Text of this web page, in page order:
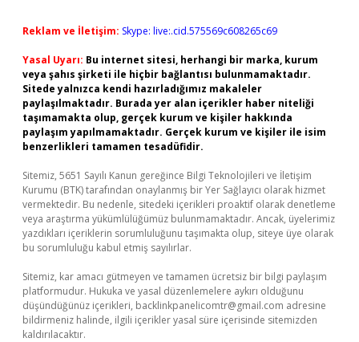
Reklam ve İletişim: Skype: live:.cid.575569c608265c69
Yasal Uyarı: Bu internet sitesi, herhangi bir marka, kurum
veya şahıs şirketi ile hiçbir bağlantısı bulunmamaktadır.
Sitede yalnızca kendi hazırladığımız makaleler
paylaşılmaktadır. Burada yer alan içerikler haber niteliği
taşımamakta olup, gerçek kurum ve kişiler hakkında
paylaşım yapılmamaktadır. Gerçek kurum ve kişiler ile isim
benzerlikleri tamamen tesadüfidir.
Sitemiz, 5651 Sayılı Kanun gereğince Bilgi Teknolojileri ve İletişim
Kurumu (BTK) tarafından onaylanmış bir Yer Sağlayıcı olarak hizmet
vermektedir. Bu nedenle, sitedeki içerikleri proaktif olarak denetleme
veya araştırma yükümlülüğümüz bulunmamaktadır. Ancak, üyelerimiz
yazdıkları içeriklerin sorumluluğunu taşımakta olup, siteye üye olarak
bu sorumluluğu kabul etmiş sayılırlar.
Sitemiz, kar amacı gütmeyen ve tamamen ücretsiz bir bilgi paylaşım
platformudur. Hukuka ve yasal düzenlemelere aykırı olduğunu
düşündüğünüz içerikleri, backlinkpanelicomtr@gmail.com adresine
bildirmeniz halinde, ilgili içerikler yasal süre içerisinde sitemizden
kaldırılacaktır.